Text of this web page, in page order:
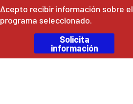
Acepto recibir información sobre el
programa seleccionado.
Solicita
información